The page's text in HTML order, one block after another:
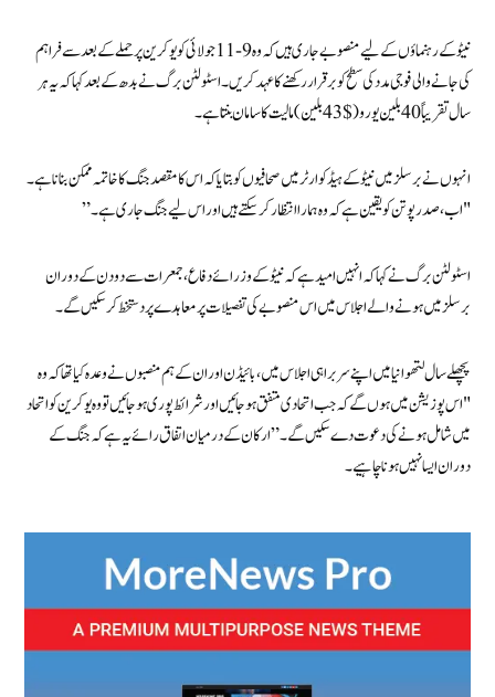
نیٹو کے رہنماؤں کے لیے منصوبے جاری ہیں کہ وہ 9-11 جولائی کو یوکرین پر حملے کے بعد سے فراہم
کی جانے والی فوجی مدد کی سطح کو برقرار رکھنے کا عہد کریں۔ اسٹولٹن برگ نے بدھ کے بعد کہا کہ یہ ہر
سال تقریباً 40 بلین یورو ($ 43 بلین) مالیت کا سامان بنتا ہے۔
انہوں نے برسلز میں نیٹو کے ہیڈ کوارٹر میں صحافیوں کو بتایا کہ اس کا مقصد جنگ کا خاتمہ ممکن بنانا ہے۔
"اب، صدر پوتن کو یقین ہے کہ وہ ہمارا انتظار کر سکتے ہیں اور اس لیے جنگ جاری ہے۔”
اسٹولٹن برگ نے کہا کہ انہیں امید ہے کہ نیٹو کے وزرائے دفاع، جمعرات سے دو دن کے دوران
برسلز میں ہونے والے اجلاس میں اس منصوبے کی تفصیلات پر معاہدے پر دستخط کر سکیں گے۔
پچھلے سال لتھوانیا میں اپنے سربراہی اجلاس میں، بائیڈن اور ان کے ہم منصبوں نے وعدہ کیا تھا کہ وہ
"اس پوزیشن میں ہوں گے کہ جب اتحادی متفق ہو جائیں اور شرائط پوری ہو جائیں تو وہ یوکرین کو اتحاد
میں شامل ہونے کی دعوت دے سکیں گے۔” ارکان کے درمیان اتفاق رائے یہ ہے کہ جنگ کے
دوران ایسا نہیں ہونا چاہیے۔